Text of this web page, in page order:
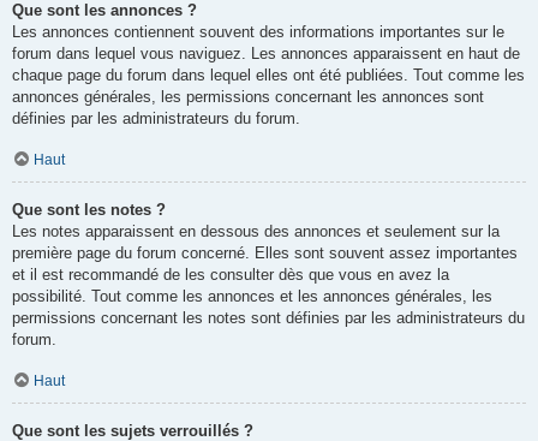
Que sont les annonces ?
Les annonces contiennent souvent des informations importantes sur le
forum dans lequel vous naviguez. Les annonces apparaissent en haut de
chaque page du forum dans lequel elles ont été publiées. Tout comme les
annonces générales, les permissions concernant les annonces sont
définies par les administrateurs du forum.
Haut
Que sont les notes ?
Les notes apparaissent en dessous des annonces et seulement sur la
première page du forum concerné. Elles sont souvent assez importantes
et il est recommandé de les consulter dès que vous en avez la
possibilité. Tout comme les annonces et les annonces générales, les
permissions concernant les notes sont définies par les administrateurs du
forum.
Haut
Que sont les sujets verrouillés ?